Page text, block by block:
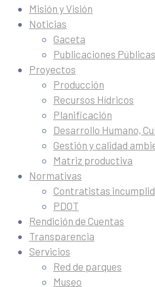
Misión y Visión
Noticias
Gaceta
Publicaciones Públicas
Proyectos
Producción
Recursos Hídricos
Planificación
Desarrollo Humano,
Gestión y calidad
Matriz productiva
Normativas
Contratistas
PDOT
Rendición de Cuentas
Transparencia
Servicios
Red de parques
Museo